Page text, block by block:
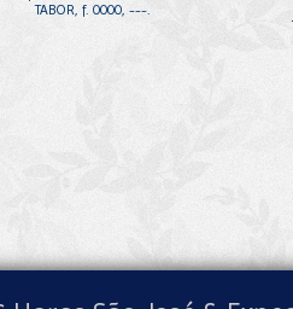
TABOR, f. 0000, ---.